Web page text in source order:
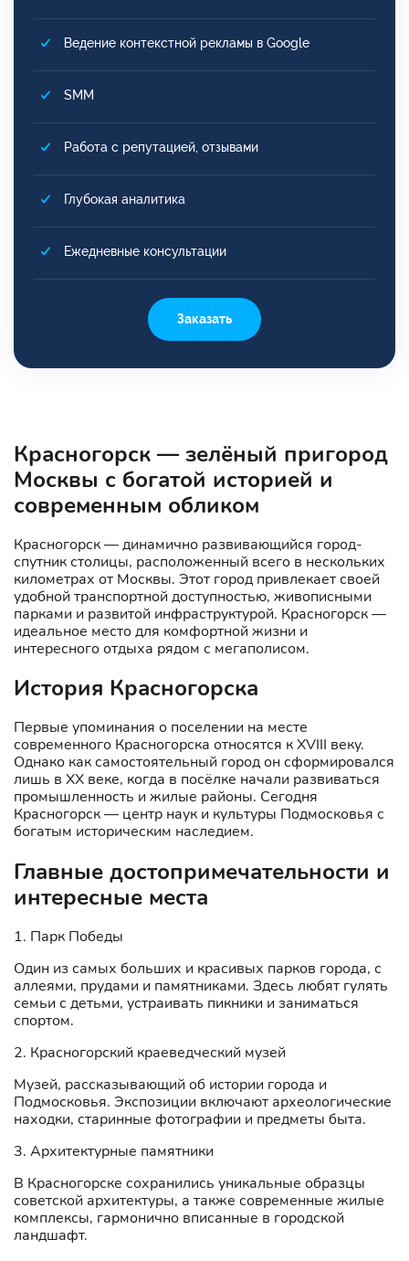
Ведение контекстной рекламы в Google
SMM
Работа с репутацией, отзывами
Глубокая аналитика
Ежедневные консультации
Заказать
Красногорск — зелёный пригород
Москвы с богатой историей и
современным обликом
Красногорск — динамично развивающийся город-
спутник столицы, расположенный всего в нескольких
километрах от Москвы. Этот город привлекает своей
удобной транспортной доступностью, живописными
парками и развитой инфраструктурой. Красногорск —
идеальное место для комфортной жизни и
интересного отдыха рядом с мегаполисом.
История Красногорска
Первые упоминания о поселении на месте
современного Красногорска относятся к XVIII веку.
Однако как самостоятельный город он сформировался
лишь в XX веке, когда в посёлке начали развиваться
промышленность и жилые районы. Сегодня
Красногорск — центр наук и культуры Подмосковья с
богатым историческим наследием.
Главные достопримечательности и
интересные места
1. Парк Победы
Один из самых больших и красивых парков города, с
аллеями, прудами и памятниками. Здесь любят гулять
семьи с детьми, устраивать пикники и заниматься
спортом.
2. Красногорский краеведческий музей
Музей, рассказывающий об истории города и
Подмосковья. Экспозиции включают археологические
находки, старинные фотографии и предметы быта.
3. Архитектурные памятники
В Красногорске сохранились уникальные образцы
советской архитектуры, а также современные жилые
комплексы, гармонично вписанные в городской
ландшафт.